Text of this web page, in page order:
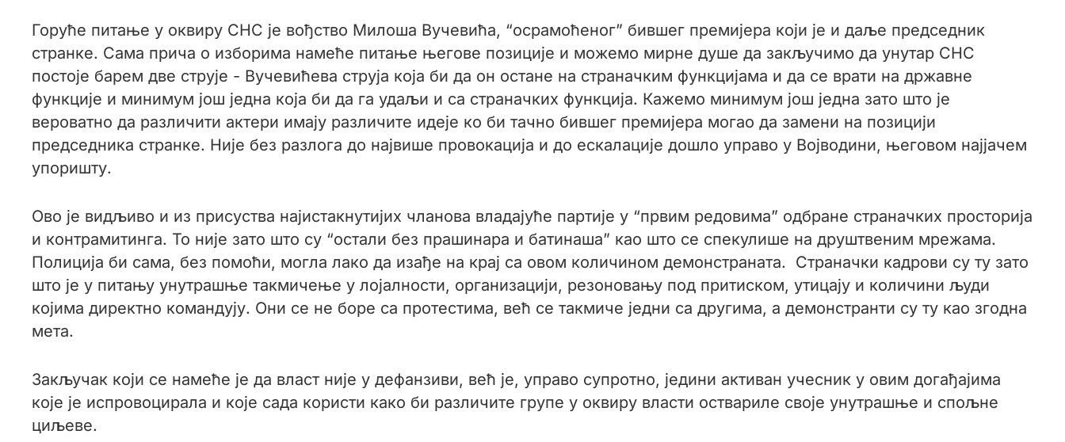
Горуће питање у оквиру СНС је вођство Милоша Вучевића, “осрамоћеног” бившег премијера који је и даље председник
странке. Сама прича о изборима намеће питање његове позиције и можемо мирне душе да закључимо да унутар СНС
постоје барем две струје - Вучевићева струја која би да он остане на страначким функцијама и да се врати на државне
функције и минимум још једна која би да га удаљи и са страначких функција. Кажемо минимум још једна зато што је
вероватно да различити актери имају различите идеје ко би тачно бившег премијера могао да замени на позицији
председника странке. Није без разлога до највише провокација и до ескалације дошло управо у Војводини, његовом најјачем
упоришту.
Ово је видљиво и из присуства најистакнутијих чланова владајуће партије у “првим редовима” одбране страначких просторија
и контрамитинга. То није зато што су “остали без прашинара и батинаша” као што се спекулише на друштвеним мрежама.
Полиција би сама, без помоћи, могла лако да изађе на крај са овом количином демонстраната. Страначки кадрови су ту зато
што је у питању унутрашње такмичење у лојалности, организацији, резоновању под притиском, утицају и количини људи
којима директно командују. Они се не боре са протестима, већ се такмиче једни са другима, а демонстранти су ту као згодна
мета.
Закључак који се намеће је да власт није у дефанзиви, већ је, управо супротно, једини активан учесник у овим догађајима
које је испровоцирала и које сада користи како би различите групе у оквиру власти оствариле своје унутрашње и спољне
циљеве.